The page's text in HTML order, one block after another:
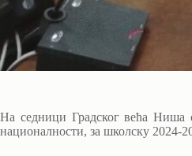
На седници Градског већа Ниша
националности, за школску 2024-